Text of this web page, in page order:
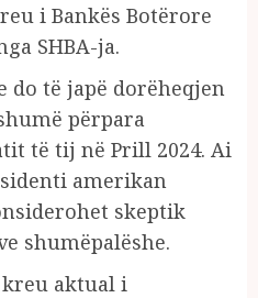
i Bankës Botërore
SHBA-ja.
do të japë dorëheqjen
përpara
të tij në Prill 2024. Ai
amerikan
skeptik
shumëpalëshe.
kreu aktual i